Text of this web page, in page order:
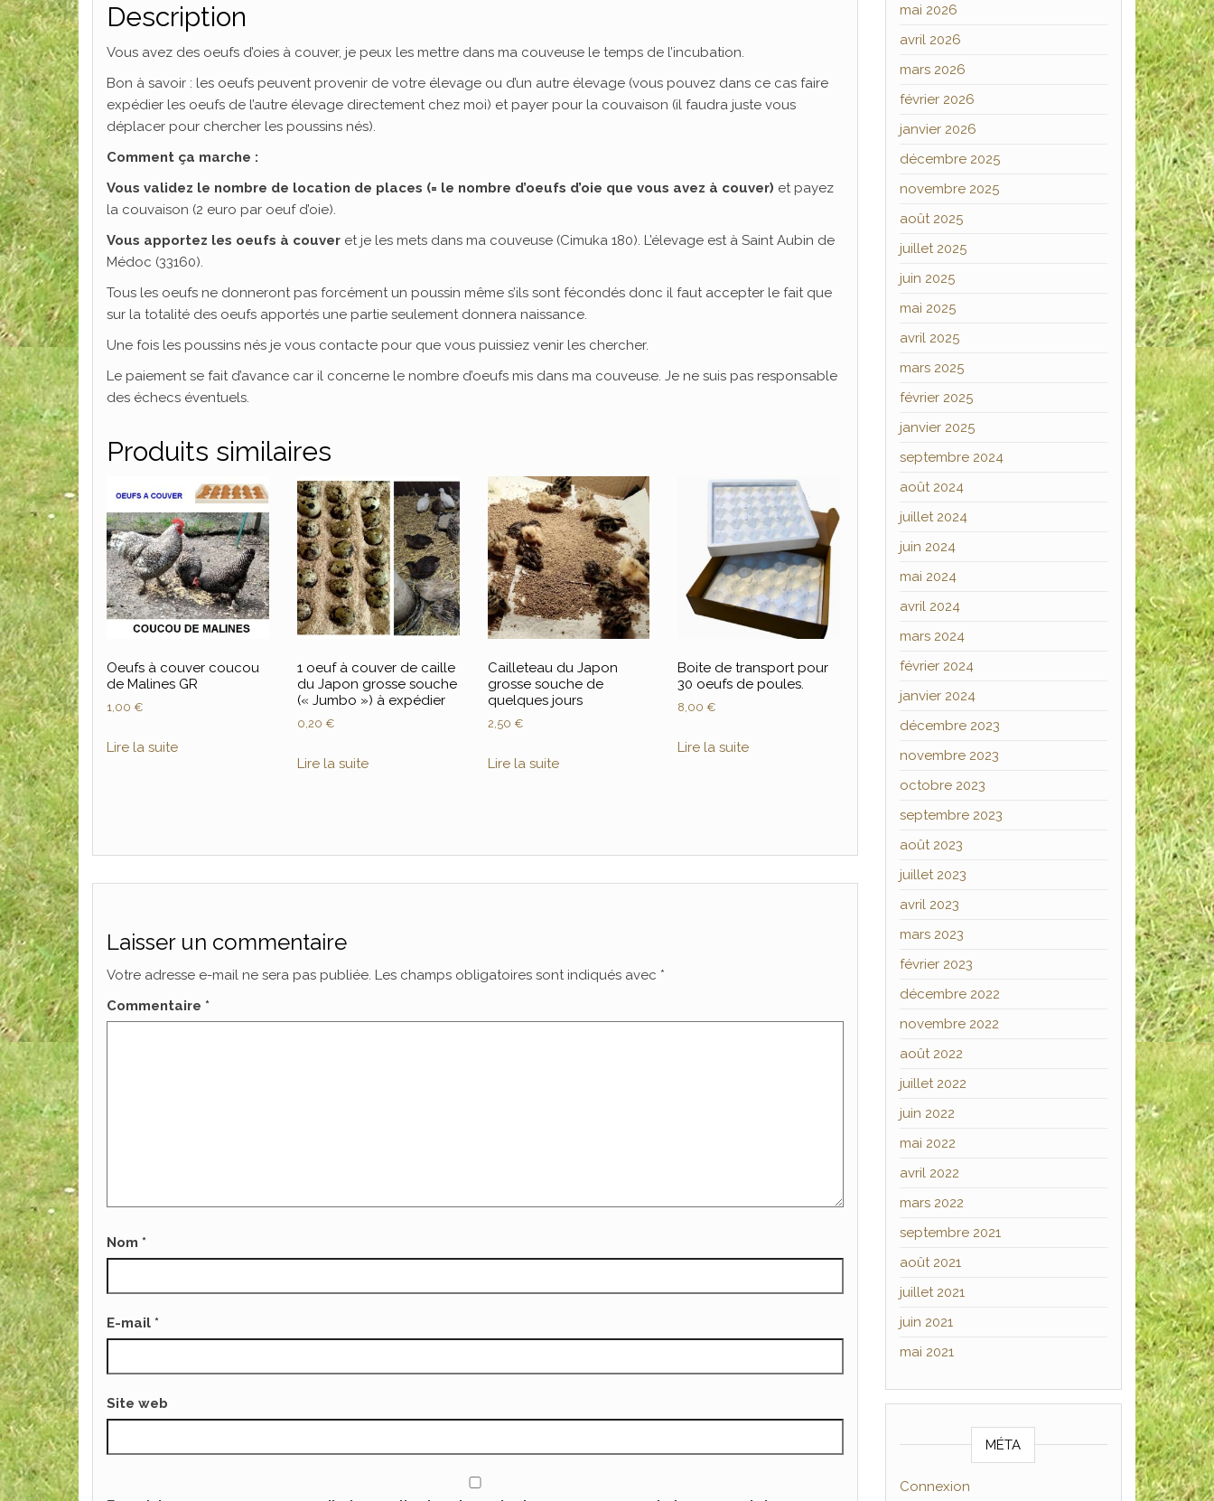
Description
Vous avez des oeufs d’oies à couver, je peux les mettre dans ma couveuse le temps de l’incubation.
Bon à savoir : les oeufs peuvent provenir de votre élevage ou d’un autre élevage (vous pouvez dans ce cas faire
expédier les oeufs de l’autre élevage directement chez moi) et payer pour la couvaison (il faudra juste vous
déplacer pour chercher les poussins nés).
Comment ça marche :
Vous validez le nombre de location de places (= le nombre d’oeufs d’oie que vous avez à couver) et payez
la couvaison (2 euro par oeuf d’oie).
Vous apportez les oeufs à couver et je les mets dans ma couveuse (Cimuka 180). L’élevage est à Saint Aubin de
Médoc (33160).
Tous les oeufs ne donneront pas forcément un poussin même s’ils sont fécondés donc il faut accepter le fait que
sur la totalité des oeufs apportés une partie seulement donnera naissance.
Une fois les poussins nés je vous contacte pour que vous puissiez venir les chercher.
Le paiement se fait d’avance car il concerne le nombre d’oeufs mis dans ma couveuse. Je ne suis pas responsable
des échecs éventuels.
Produits similaires
Oeufs à couver coucou
de Malines GR
1,00 €
Lire la suite
1 oeuf à couver de caille
du Japon grosse souche
(« Jumbo ») à expédier
0,20 €
Lire la suite
Cailleteau du Japon
grosse souche de
quelques jours
2,50 €
Lire la suite
Boite de transport pour
30 oeufs de poules.
8,00 €
Lire la suite
Laisser un commentaire
Votre adresse e-mail ne sera pas publiée. Les champs obligatoires sont indiqués avec *
Commentaire *
Nom *
E-mail *
Site web
mai 2026
avril 2026
mars 2026
février 2026
janvier 2026
décembre 2025
novembre 2025
août 2025
juillet 2025
juin 2025
mai 2025
avril 2025
mars 2025
février 2025
janvier 2025
septembre 2024
août 2024
juillet 2024
juin 2024
mai 2024
avril 2024
mars 2024
février 2024
janvier 2024
décembre 2023
novembre 2023
octobre 2023
septembre 2023
août 2023
juillet 2023
avril 2023
mars 2023
février 2023
décembre 2022
novembre 2022
août 2022
juillet 2022
juin 2022
mai 2022
avril 2022
mars 2022
septembre 2021
août 2021
juillet 2021
juin 2021
mai 2021
MÉTA
Connexion